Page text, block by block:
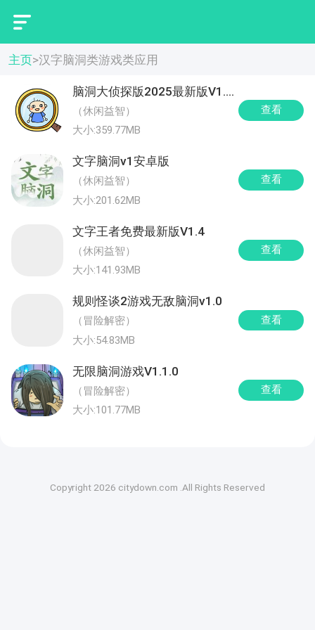
主页>汉字脑洞类游戏类应用
脑洞大侦探版2025最新版V1.8.4
（休闲益智）
大小:359.77MB
查看
文字脑洞v1安卓版
（休闲益智）
大小:201.62MB
查看
文字王者免费最新版V1.4
（休闲益智）
大小:141.93MB
查看
规则怪谈2游戏无敌脑洞v1.0
（冒险解密）
大小:54.83MB
查看
无限脑洞游戏V1.1.0
（冒险解密）
大小:101.77MB
查看
Copyright 2026 citydown.com .All Rights Reserved